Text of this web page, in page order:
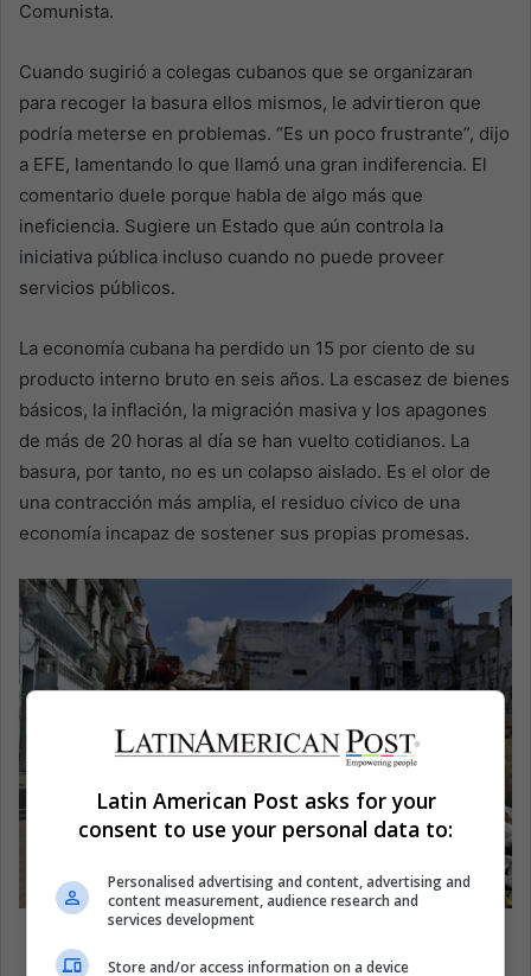
Comunista.
Cuando sugirió a colegas cubanos que se organizaran
para recoger la basura ellos mismos, le advirtieron que
podría meterse en problemas. “Es un poco frustrante”, dijo
a EFE, lamentando lo que llamó una gran indiferencia. El
comentario duele porque habla de algo más que
ineficiencia. Sugiere un Estado que aún controla la
iniciativa pública incluso cuando no puede proveer
servicios públicos.
La economía cubana ha perdido un 15 por ciento de su
producto interno bruto en seis años. La escasez de bienes
básicos, la inflación, la migración masiva y los apagones
de más de 20 horas al día se han vuelto cotidianos. La
basura, por tanto, no es un colapso aislado. Es el olor de
una contracción más amplia, el residuo cívico de una
economía incapaz de sostener sus propias promesas.
Un grupo de personas recoge basura en una calle de La
Latin American Post asks for your
consent to use your personal data to:
Personalised advertising and content, advertising and
content measurement, audience research and
services development
Store and/or access information on a device